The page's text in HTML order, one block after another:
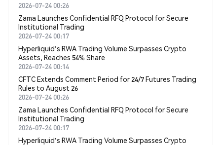
2026-07-24 00:26
Zama Launches Confidential RFQ Protocol for Secure
Institutional Trading
2026-07-24 00:17
Hyperliquid's RWA Trading Volume Surpasses Crypto
Assets, Reaches 54% Share
2026-07-24 00:14
CFTC Extends Comment Period for 24/7 Futures Trading
Rules to August 26
2026-07-24 00:26
Zama Launches Confidential RFQ Protocol for Secure
Institutional Trading
2026-07-24 00:17
Hyperliquid's RWA Trading Volume Surpasses Crypto